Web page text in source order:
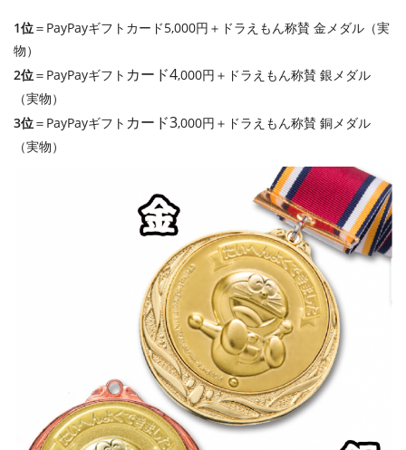
1位＝PayPayギフトカード5,000円＋ドラえもん称賛 金メダル（実
物）
2位＝PayPayギフト カード4,000円＋ドラえもん称賛 銀メダル
（実物）
3位＝PayPayギフト カード3,000円＋ドラえもん称賛 銅メダル
（実物）